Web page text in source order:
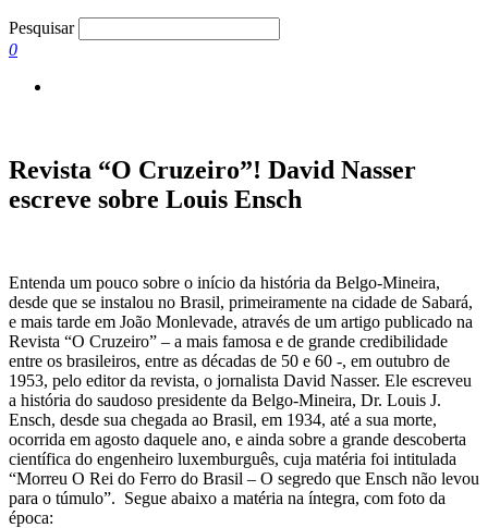
Pesquisar
0
Revista “O Cruzeiro”! David Nasser
escreve sobre Louis Ensch
Entenda um pouco sobre o início da história da Belgo-Mineira,
desde que se instalou no Brasil, primeiramente na cidade de Sabará,
e mais tarde em João Monlevade, através de um artigo publicado na
Revista “O Cruzeiro” – a mais famosa e de grande credibilidade
entre os brasileiros, entre as décadas de 50 e 60 -, em outubro de
1953, pelo editor da revista, o jornalista David Nasser. Ele escreveu
a história do saudoso presidente da Belgo-Mineira, Dr. Louis J.
Ensch, desde sua chegada ao Brasil, em 1934, até a sua morte,
ocorrida em agosto daquele ano, e ainda sobre a grande descoberta
científica do engenheiro luxemburguês, cuja matéria foi intitulada
“Morreu O Rei do Ferro do Brasil – O segredo que Ensch não levou
para o túmulo”. Segue abaixo a matéria na íntegra, com foto da
época: